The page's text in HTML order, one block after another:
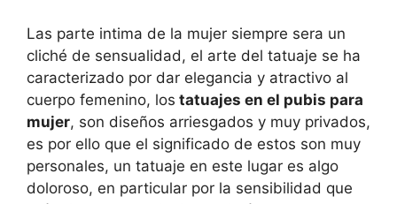
Las parte intima de la mujer siempre sera un
cliché de sensualidad, el arte del tatuaje se ha
caracterizado por dar elegancia y atractivo al
cuerpo femenino, los tatuajes en el pubis para
mujer, son diseños arriesgados y muy privados,
es por ello que el significado de estos son muy
personales, un tatuaje en este lugar es algo
doloroso, en particular por la sensibilidad que